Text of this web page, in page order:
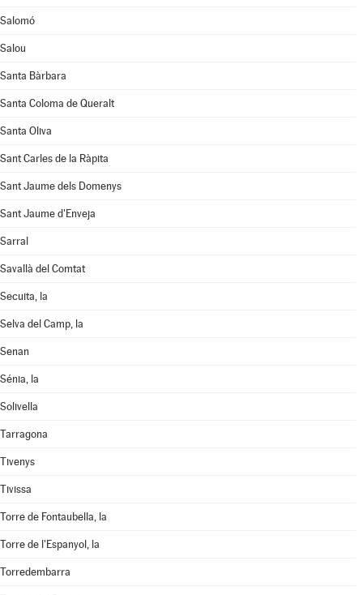
Salomó
Salou
Santa Bàrbara
Santa Coloma de Queralt
Santa Oliva
Sant Carles de la Ràpita
Sant Jaume dels Domenys
Sant Jaume d'Enveja
Sarral
Savallà del Comtat
Secuita, la
Selva del Camp, la
Senan
Sénia, la
Solivella
Tarragona
Tivenys
Tivissa
Torre de Fontaubella, la
Torre de l'Espanyol, la
Torredembarra